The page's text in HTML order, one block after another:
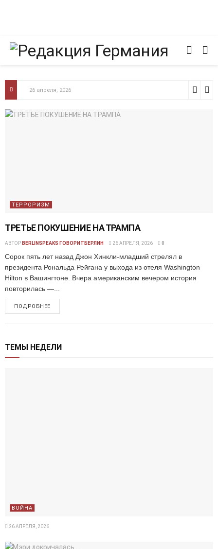
26 апреля, 2026
ТЕРРОРИЗМ
ТРЕТЬЕ ПОКУШЕНИЕ НА ТРАМПА
АВТОР BERLINSPEAKS ГОВОРИТБЕРЛИН 26 АПРЕЛЯ, 2026 0
Сорок пять лет назад Джон Хинкли-младший стрелял в
президента Рональда Рейгана у выхода из отеля Washington
Hilton в Вашингтоне. Вчера американским вечером история
повторилась —...
ПОДРОБНЕЕ
ТЕМЫ НЕДЕЛИ
ВОЙНА
26 АПРЕЛЯ, 2026